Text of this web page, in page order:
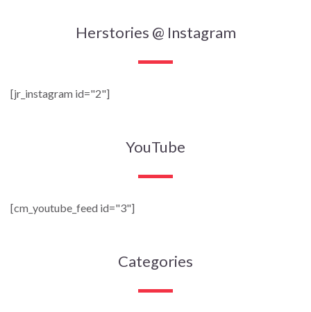
Herstories @ Instagram
[jr_instagram id="2"]
YouTube
[cm_youtube_feed id="3"]
Categories